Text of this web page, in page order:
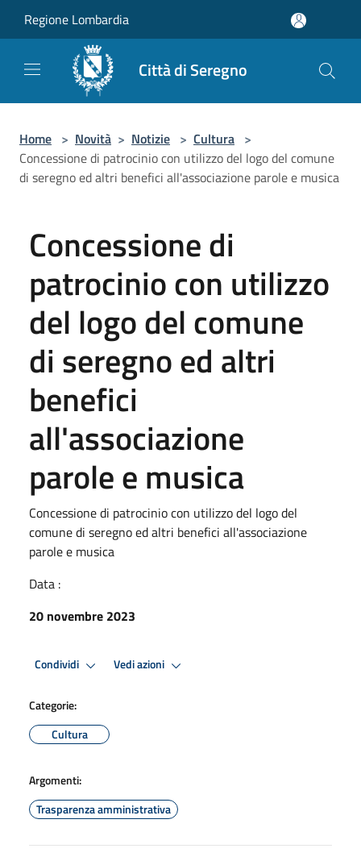
Regione Lombardia
Città di Seregno
Home > Novità > Notizie > Cultura >
Concessione di patrocinio con utilizzo del logo del comune
di seregno ed altri benefici all'associazione parole e musica
Concessione di
patrocinio con utilizzo
del logo del comune
di seregno ed altri
benefici
all'associazione
parole e musica
Concessione di patrocinio con utilizzo del logo del
comune di seregno ed altri benefici all'associazione
parole e musica
Data :
20 novembre 2023
Condividi Vedi azioni
Categorie:
Cultura
Argomenti:
Trasparenza amministrativa